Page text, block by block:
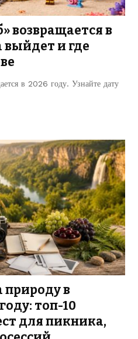
возвращается в
выйдет и где
в 2026 году. Узнайте дату
природу в
топ-10
для пикника,